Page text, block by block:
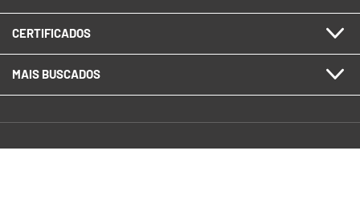
CERTIFICADOS
MAIS BUSCADOS